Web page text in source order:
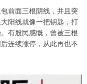
前面三根阴线，并且突
阳线就像一把钥匙，打
有股民感慨，曾被三根
连续涨停，从此再也不